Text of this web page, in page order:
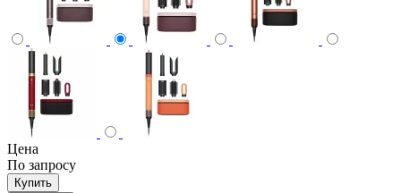
Цена
По запросу
Купить